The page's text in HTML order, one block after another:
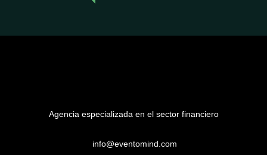
Agencia especializada en el sector financiero
info@eventomind.com